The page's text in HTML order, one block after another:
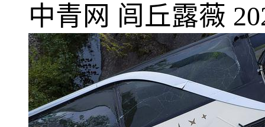
中青网 闾丘露薇